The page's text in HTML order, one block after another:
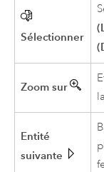
Sélectionner
Zoom sur
Entité
suivante